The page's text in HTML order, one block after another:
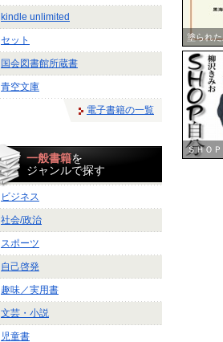
kindle unlimited
セット
国会図書館所蔵書
青空文庫
電子書籍の一覧
一般書籍を
ジャンルで探す
ビジネス
社会/政治
スポーツ
自己啓発
趣味／実用書
文芸・小説
児童書
塗られ
ＳＨＯ